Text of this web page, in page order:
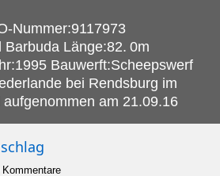
Nummer:9117973
Barbuda Länge:82. 0m
Bauwerft:Scheepswerf
bei Rendsburg im
am 21.09.16